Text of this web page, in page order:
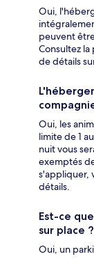
Oui,
peuvent
Consultez
de détails
Oui, les
limite de 1
nuit vous
exemptés
s'appliquer,
détails.
Est-ce
sur place ?
Oui, un